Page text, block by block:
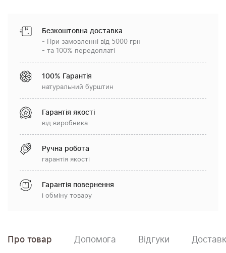
Безкоштовна доставка
- При замовленні від 5000 грн
- та 100% передоплаті
100% Гарантія
натуральний бурштин
Гарантія якості
від виробника
Ручна робота
гарантія якості
Гарантія повернення
і обміну товару
Про товар Допомога Відгуки